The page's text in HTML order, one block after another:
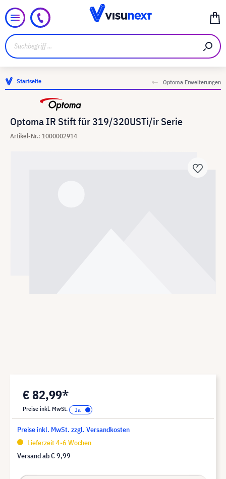
Startseite Optoma Erweiterungen
Optoma IR Stift für 319/320USTi/ir Serie
Artikel-Nr.: 1000002914
€ 82,99*
Preise inkl. MwSt.
Preise inkl. MwSt. zzgl. Versandkosten
Lieferzeit 4-6 Wochen
Versand ab€ 9,99